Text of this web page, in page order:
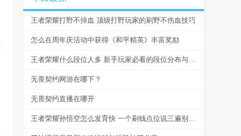
王者荣耀打野不掉血 顶级打野玩家的刷野不伤血技巧
怎么在周年庆活动中获得《和平精英》丰富奖励
王者荣耀什么段位人多 新手玩家必看的段位分布与爬坑指南
无畏契约网游在哪下？
无畏契约直播在哪开
王者荣耀孙悟空怎么发育快 一个刷钱点位说三遍别再浪了